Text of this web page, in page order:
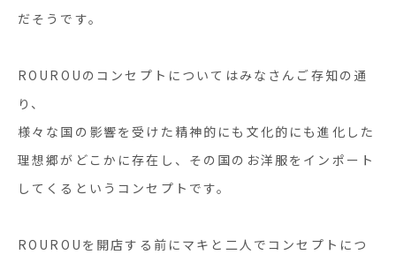
だそうです。
ROUROU のコンセプトについてはみなさんご存知の通
り、
様々な国の影響を受けた精神的にも文化的にも進化した
理想郷がどこかに存在し、その国のお洋服をインポート
してくるというコンセプトです。
ROUROU を開店する前にマキと二人でコンセプトにつ